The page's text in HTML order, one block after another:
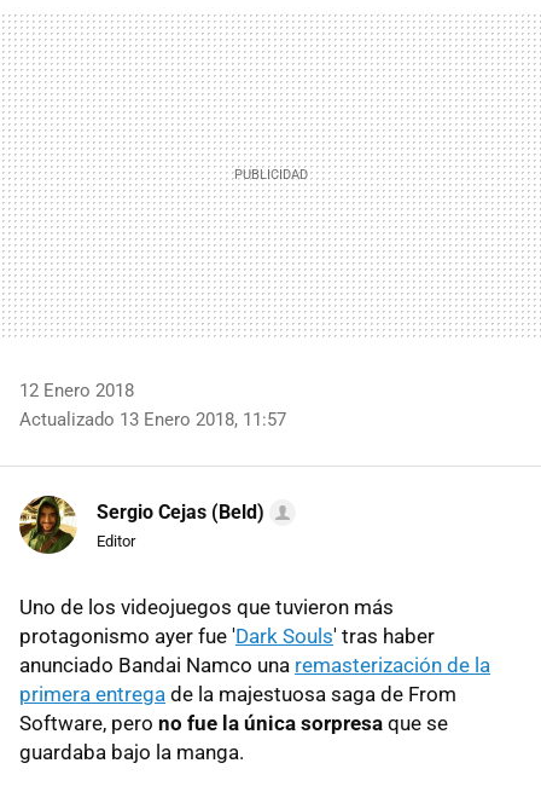
MAIL
12 Enero 2018
Actualizado 13 Enero 2018, 11:57
Sergio Cejas (Beld)
Editor
Uno de los videojuegos que tuvieron más
protagonismo ayer fue 'Dark Souls' tras haber
anunciado Bandai Namco una remasterización de la
primera entrega de la majestuosa saga de From
Software, pero no fue la única sorpresa que se
guardaba bajo la manga.